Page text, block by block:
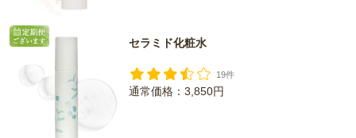
セラミド化粧水
19件
通常価格：3,850円